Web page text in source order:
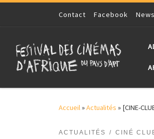
Skip to contentContact Facebook
Accueil»Actualités » [CINE-
ACTUALITÉS CINÉ